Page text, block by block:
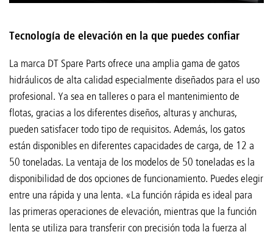
Tecnología de elevación en la que puedes confiar
La marca DT Spare Parts ofrece una amplia gama de gatos
hidráulicos de alta calidad especialmente diseñados para el uso
profesional. Ya sea en talleres o para el mantenimiento de
flotas, gracias a los diferentes diseños, alturas y anchuras,
pueden satisfacer todo tipo de requisitos. Además, los gatos
están disponibles en diferentes capacidades de carga, de 12 a
50 toneladas. La ventaja de los modelos de 50 toneladas es la
disponibilidad de dos opciones de funcionamiento. Puedes elegir
entre una rápida y una lenta. «La función rápida es ideal para
las primeras operaciones de elevación, mientras que la función
lenta se utiliza para transferir con precisión toda la fuerza al